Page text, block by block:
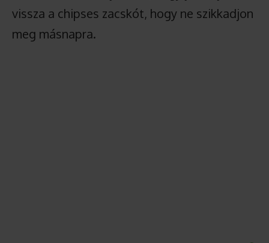
vissza a chipses zacskót, hogy ne szikkadjon
meg másnapra.